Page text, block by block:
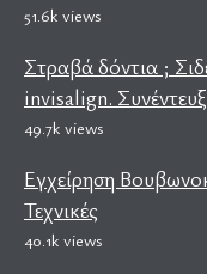
51.6k views
Στραβά δόντια ;
invisalign.
49.7k views
Εγχείρηση
Τεχνικές
40.1k views